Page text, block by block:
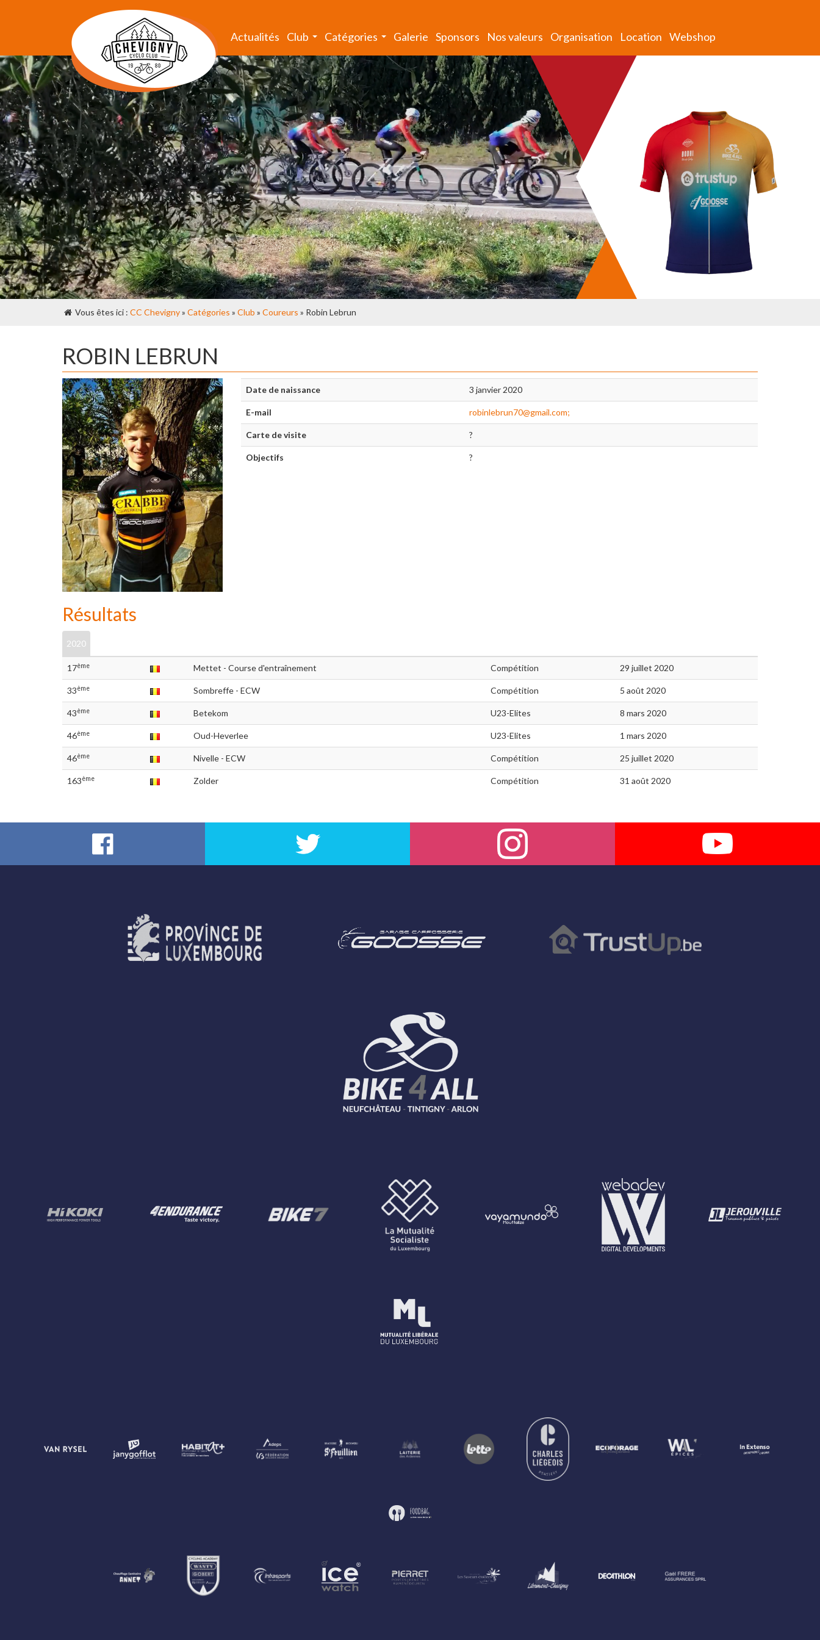
Actualités Club Catégories Galerie Sponsors Nos valeurs Organisation Location Webshop
Vous êtes ici : CC Chevigny» Catégories » Club » Coureurs » Robin Lebrun
ROBIN LEBRUN
Date de naissance 3 janvier 2020
E-mail robinlebrun70@gmail.com;
Carte de visite ?
Objectifs ?
Résultats
2020
17ème Mettet - Course d'entraînement Compétition 29 juillet 2020
33ème Sombreffe - ECW Compétition 5 août 2020
43ème Betekom U23-Elites 8 mars 2020
46ème Oud-Heverlee U23-Elites 1 mars 2020
46ème Nivelle - ECW Compétition 25 juillet 2020
163ème Zolder Compétition 31 août 2020